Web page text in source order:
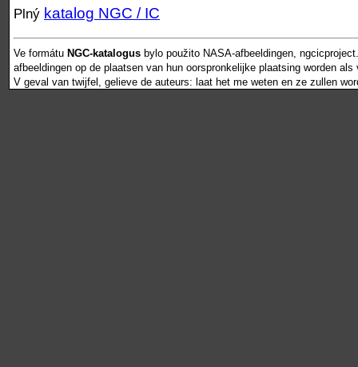
Plný katalog NGC / IC
Ve formátu NGC-katalogus bylo použito NASA-afbeeldingen,
afbeeldingen op de plaatsen van hun oorspronkelijke plaatsing worden
V geval van twijfel, gelieve de auteurs: laat het me weten en ze zullen